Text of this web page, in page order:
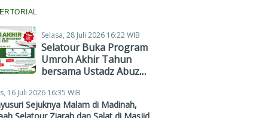
Selasa, 28 Juli 2026 16:22 WIB
Selatour Buka Program
Umroh Akhir Tahun
bersama Ustadz Abuz
Mulai Rp38,4 Juta
16 Juli 2026 16:35 WIB
Sejuknya Malam di Madinah,